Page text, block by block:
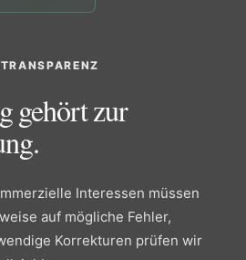
gehört zur
Interessen müssen
auf mögliche Fehler,
Korrekturen prüfen wir